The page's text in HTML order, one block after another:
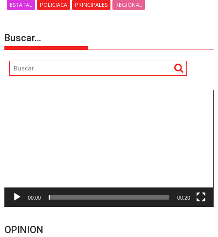
ESTATAL POLICIACA PRINCIPALES REGIONAL
Buscar…
00:00 00:20
OPINION